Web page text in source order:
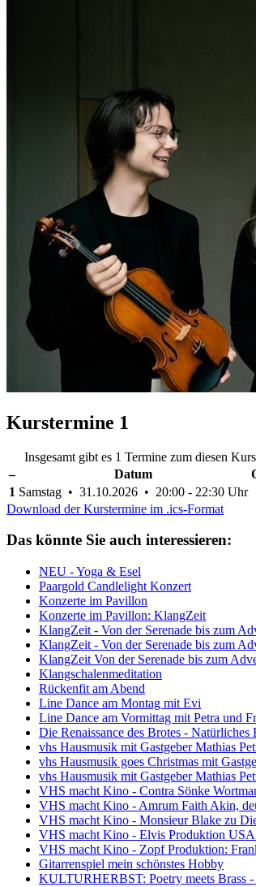
Kurstermine 1
Insgesamt gibt es 1 Termine zum diesen Kurs
–
Datum
1 Samstag • 31.10.2026 • 20:00 - 22:30 Uhr
Download der Kurstermine im .ics-Format
Das könnte Sie auch interessieren:
NEU - Yoga & Esel
Paargold Candlelight Konzert
Konzerte im Pavillon
Konzerte im Pavillon: KlangZeit
KlangZeit - Von der Serenade bis zum
KlangZeit - Von der Serenade bis zum
KlangZeit Von der Serenade bis zum
Klangschalenmeditation
Rückenfit am Abend
Line Dance am Montag mit Evi
Line Dance am Vormittag mit Petra und
Die Renaissance des Brotes -
vhs Hausmusik mit Gastgeber Mathias
vhs Hausmusik goes Christmas mit
vhs Hausmusik mit Gastgeber Mathias
VHS macht Kino - Contra Sönke
VHS macht Kino - Amrum Faith Akin,
VHS macht Kino - Monsieur Blake zu
VHS macht Kino - Elvis Produktion USA
VHS macht Kino - Zopf Produktion:
Gitarrenspiel mein schönstes Hobby
KULTURHERBST: Poetry meets Brass -